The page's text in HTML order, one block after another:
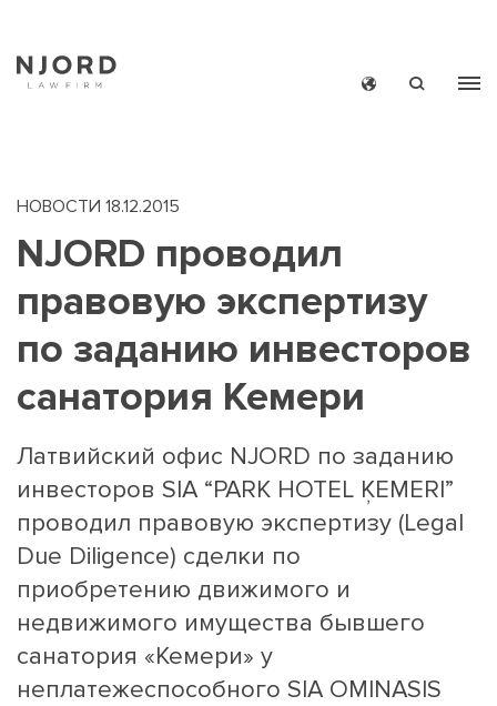
MAIN
MENU
НОВОСТИ 18.12.2015
NJORD проводил
правовую экспертизу
по заданию инвесторов
санатория Кемери
Латвийский офис NJORD по заданию
инвесторов SIA “PARK HOTEL ĶEMERI”
проводил правовую экспертизу (Legal
Due Diligence) сделки по
приобретению движимого и
недвижимого имущества бывшего
санатория «Кемери» у
неплатежеспособного SIA OMINASIS